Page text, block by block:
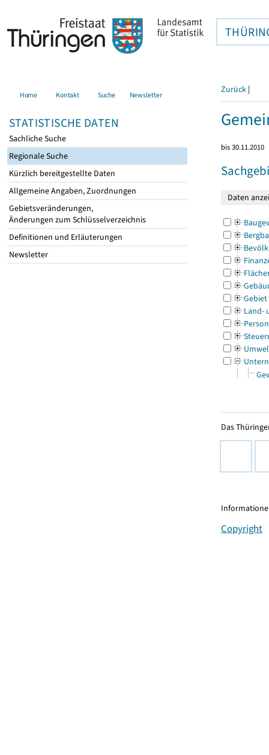
Home Kontakt Suche Newsletter
STATISTISCHE DATEN
Sachliche Suche
Regionale Suche
Kürzlich bereitgestellte Daten
Allgemeine Angaben, Zuordnungen
Gebietsveränderungen,
Änderungen zum Schlüsselverzeichnis
Definitionen und Erläuterungen
Newsletter
Zurück |
bis 30.11.2010
Gebiet
Land-
Das
Copyright